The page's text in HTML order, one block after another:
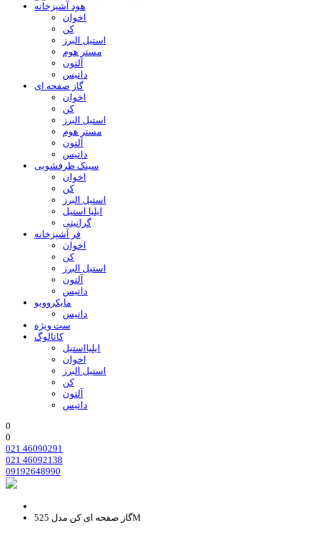
هود آشپزخانه
اخوان
کن
استیل البرز
مستر هوم
آلتون
داتیس
گاز صفحه ای
اخوان
کن
استیل البرز
مستر هوم
آلتون
داتیس
سینک ظرفشویی
اخوان
کن
استیل البرز
ایلیا استیل
گرانیتی
فر آشپزخانه
اخوان
کن
استیل البرز
آلتون
داتیس
مایکروویو
داتیس
ست ویژه
کاتالوگ
ایلیااستیل
اخوان
استیل البرز
کن
آلتون
داتیس
0
0
021 46090291
021 46092138
09192648990
گاز صفحه ای کن مدل 525M